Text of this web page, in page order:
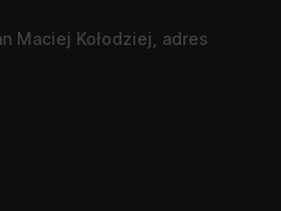
Maciej Kołodziej, adres